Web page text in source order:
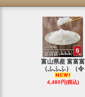
富山県産 富富富
（ふふふ）（令
4,480円(税込)